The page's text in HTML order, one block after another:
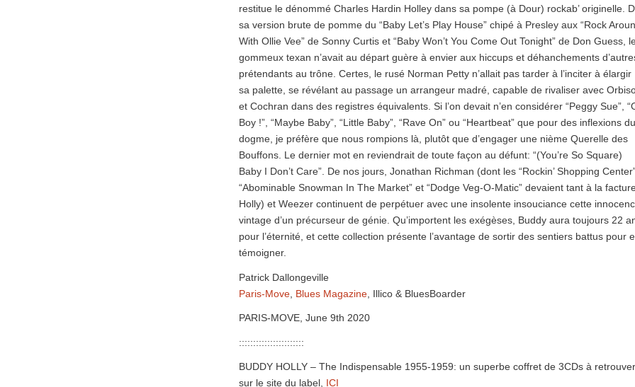
restitue le dénommé Charles Hardin Holley dans sa pompe (à Dour) rockab’ originelle.
sa version brute de pomme du “Baby Let’s Play House” chipé à Presley aux “Rock
With Ollie Vee” de Sonny Curtis et “Baby Won’t You Come Out Tonight” de Don Guess,
gommeux texan n’avait au départ guère à envier aux hiccups et déhanchements
prétendants au trône. Certes, le rusé Norman Petty n’allait pas tarder à l’inciter à élargir
sa palette, se révélant au passage un arrangeur madré, capable de rivaliser avec
et Cochran dans des registres équivalents. Si l’on devait n’en considérer “Peggy Sue”,
Boy !”, “Maybe Baby”, “Little Baby”, “Rave On” ou “Heartbeat” que pour des inflexions du
dogme, je préfère que nous rompions là, plutôt que d’engager une nième Querelle des
Bouffons. Le dernier mot en reviendrait de toute façon au défunt: “(You’re So Square)
Baby I Don’t Care”. De nos jours, Jonathan Richman (dont les “Rockin’ Shopping
“Abominable Snowman In The Market” et “Dodge Veg-O-Matic” devaient tant à la
Holly) et Weezer continuent de perpétuer avec une insolente insouciance cette
vintage d’un précurseur de génie. Qu’importent les exégèses, Buddy aura toujours 22
pour l’éternité, et cette collection présente l’avantage de sortir des sentiers battus pour
témoigner.
Patrick Dallongeville
Paris-Move Blues Magazine , Illico & BluesBoarder
PARIS-MOVE, June 9th 2020
:::::::::::::::::::::::
BUDDY HOLLY – The Indispensable 1955-1959: un superbe coffret de 3CDs à retrouver
sur le site du label, ICI